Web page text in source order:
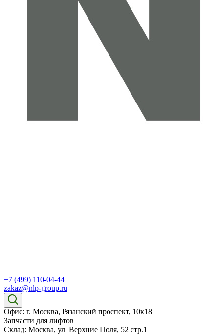
+7 (499) 110-04-44
zakaz@nlp-group.ru
Офис: г. Москва, Рязанский проспект, 10к18
Запчасти для лифтов
Склад: Москва, ул. Верхние Поля, 52 стр.1